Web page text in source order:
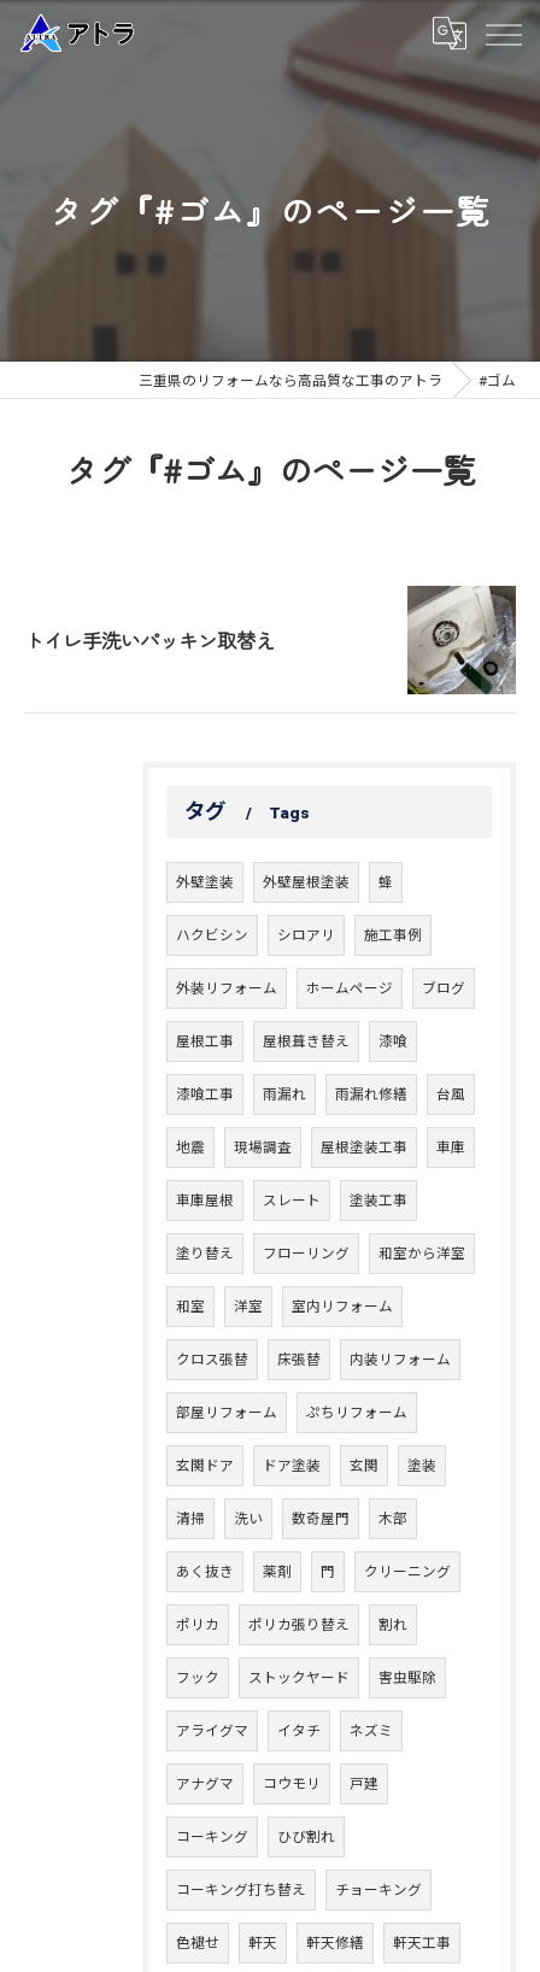
タグ『#ゴム』のページ一覧
三重県のリフォームなら高品質な工事のアトラ #ゴム
タグ『#ゴム』のページ一覧
トイレ手洗いパッキン取替え
タグ Tags
外壁塗装 外壁屋根塗装 蜂
ハクビシン シロアリ 施工事例
外装リフォーム ホームページ ブログ
屋根工事 屋根葺き替え 漆喰
漆喰工事 雨漏れ 雨漏れ修繕 台風
地震 現場調査 屋根塗装工事 車庫
車庫屋根 スレート 塗装工事
塗り替え フローリング 和室から洋室
和室 洋室 室内リフォーム
クロス張替 床張替 内装リフォーム
部屋リフォーム ぷちリフォーム
玄関ドア ドア塗装 玄関 塗装
清掃 洗い 数奇屋門 木部
あく抜き 薬剤 門 クリーニング
ポリカ ポリカ張り替え 割れ
フック ストックヤード 害虫駆除
アライグマ イタチ ネズミ
アナグマ コウモリ 戸建
コーキング ひび割れ
コーキング打ち替え チョーキング
色褪せ 軒天 軒天修繕 軒天工事